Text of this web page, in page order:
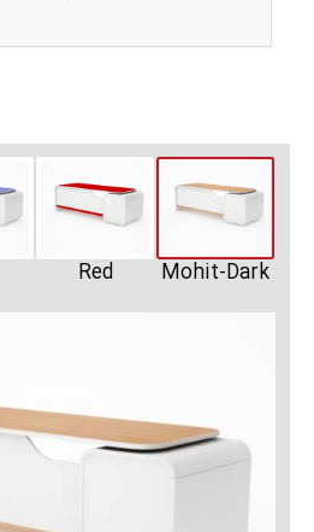
Mohit-Dark
Red